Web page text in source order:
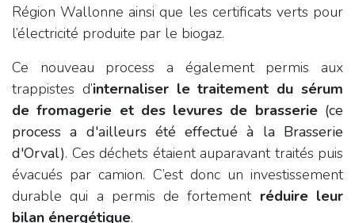
Région Wallonne ainsi que les certificats verts pour
l’électricité produite par le biogaz.
Ce nouveau process a également permis aux
trappistes d’internaliser le traitement du sérum
de fromagerie et des levures de brasserie (ce
process a d'ailleurs été effectué à la Brasserie
d'Orval). Ces déchets étaient auparavant traités puis
évacués par camion. C’est donc un investissement
durable qui a permis de fortement réduire leur
bilan énergétique.